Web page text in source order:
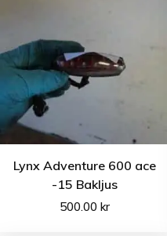
Lynx Adventure 600 ace
-15 Bakljus
500.00kr